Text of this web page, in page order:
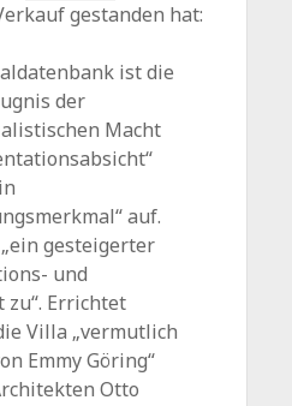
gestanden hat:
ist die
der
Macht
auf.
gesteigerter
und
Errichtet
Villa „vermutlich
Emmy Göring“
Otto